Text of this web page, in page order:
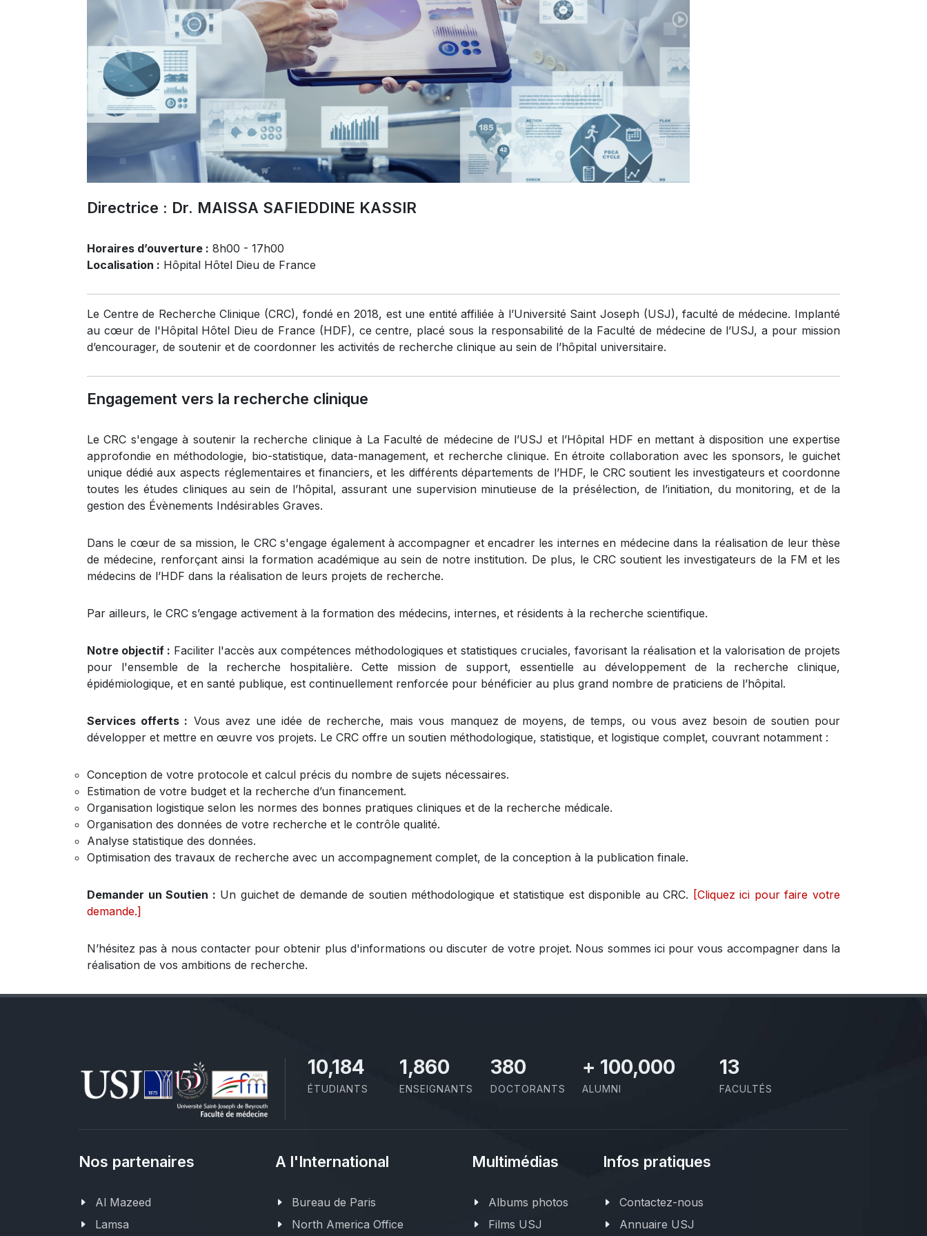
Directrice : Dr. MAISSA SAFIEDDINE KASSIR
Horaires d’ouverture : 8h00 - 17h00
Localisation : Hôpital Hôtel Dieu de France
Le Centre de Recherche Clinique (CRC), fondé en 2018, est une entité affiliée à l’Université Saint Joseph (USJ), faculté de médecine. Implanté
au cœur de l'Hôpital Hôtel Dieu de France (HDF), ce centre, placé sous la responsabilité de la Faculté de médecine de l’USJ, a pour mission
d’encourager, de soutenir et de coordonner les activités de recherche clinique au sein de l’hôpital universitaire.
Engagement vers la recherche clinique
Le CRC s'engage à soutenir la recherche clinique à La Faculté de médecine de l’USJ et l’Hôpital HDF en mettant à disposition une expertise
approfondie en méthodologie, bio-statistique, data-management, et recherche clinique. En étroite collaboration avec les sponsors, le guichet
unique dédié aux aspects réglementaires et financiers, et les différents départements de l’HDF, le CRC soutient les investigateurs et coordonne
toutes les études cliniques au sein de l’hôpital, assurant une supervision minutieuse de la présélection, de l’initiation, du monitoring, et de la
gestion des Évènements Indésirables Graves.
Dans le cœur de sa mission, le CRC s'engage également à accompagner et encadrer les internes en médecine dans la réalisation de leur thèse
de médecine, renforçant ainsi la formation académique au sein de notre institution. De plus, le CRC soutient les investigateurs de la FM et les
médecins de l’HDF dans la réalisation de leurs projets de recherche.
Par ailleurs, le CRC s’engage activement à la formation des médecins, internes, et résidents à la recherche scientifique.
Notre objectif : Faciliter l'accès aux compétences méthodologiques et statistiques cruciales, favorisant la réalisation et la valorisation de projets
pour l'ensemble de la recherche hospitalière. Cette mission de support, essentielle au développement de la recherche clinique,
épidémiologique, et en santé publique, est continuellement renforcée pour bénéficier au plus grand nombre de praticiens de l’hôpital.
Services offerts : Vous avez une idée de recherche, mais vous manquez de moyens, de temps, ou vous avez besoin de soutien pour
développer et mettre en œuvre vos projets. Le CRC offre un soutien méthodologique, statistique, et logistique complet, couvrant notamment :
Conception de votre protocole et calcul précis du nombre de sujets nécessaires.
Estimation de votre budget et la recherche d’un financement.
Organisation logistique selon les normes des bonnes pratiques cliniques et de la recherche médicale.
Organisation des données de votre recherche et le contrôle qualité.
Analyse statistique des données.
Optimisation des travaux de recherche avec un accompagnement complet, de la conception à la publication finale.
Demander un Soutien : Un guichet de demande de soutien méthodologique et statistique est disponible au CRC. [Cliquez ici pour faire votre
demande.]
N’hésitez pas à nous contacter pour obtenir plus d'informations ou discuter de votre projet. Nous sommes ici pour vous accompagner dans la
réalisation de vos ambitions de recherche.
11,727
ÉTUDIANTS
2,142
ENSEIGNANTS
437
DOCTORANTS
+ 100,000
ALUMNI
13
FACULTÉS
Nos partenaires
Al Mazeed
Lamsa
A l'International
Bureau de Paris
North America Office
Multimédias
Albums photos
Films USJ
Infos pratiques
Contactez-nous
Annuaire USJ